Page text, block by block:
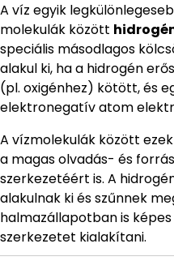
A víz egyik
molekulák között
speciális másodlagos
alakul ki, ha a hidrogén
(pl. oxigénhez) kötött, és
elektronegatív atom
A vízmolekulák között
a magas olvadás- és
szerkezetéért is. A
alakulnak ki és szűnnek
halmazállapotban is
szerkezetet kialakítani.